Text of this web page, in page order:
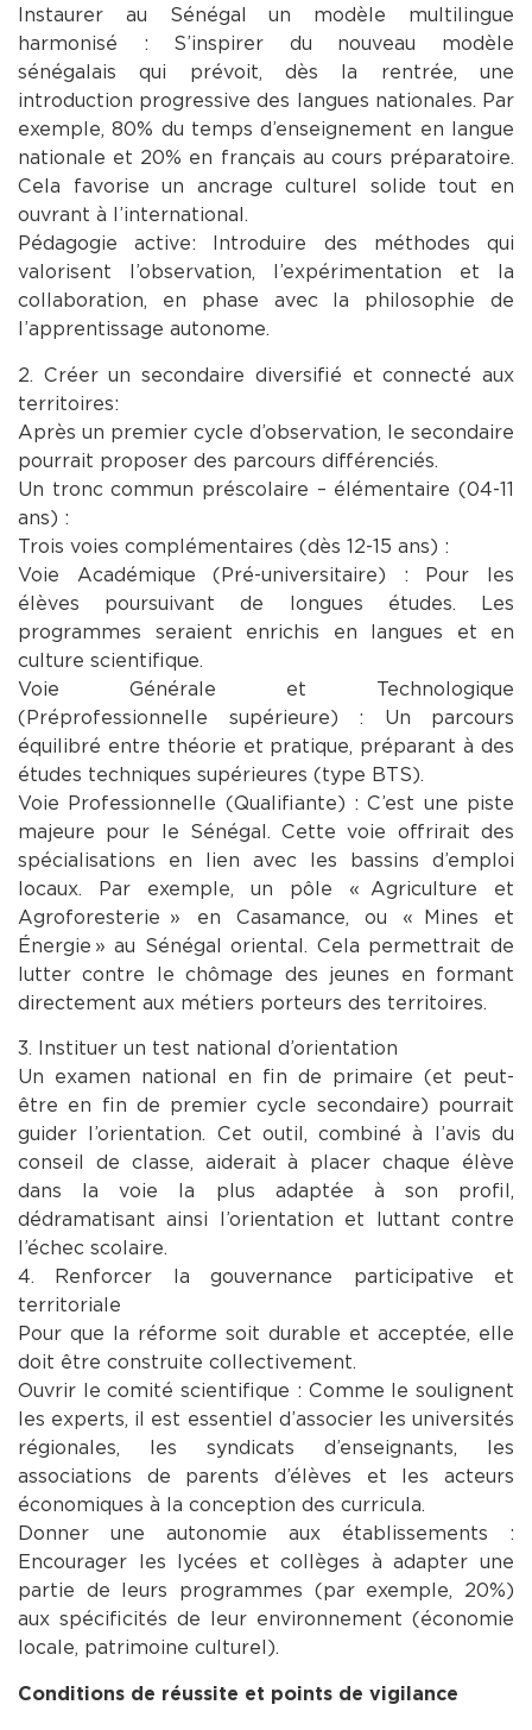
Instaurer au Sénégal un modèle multilingue
harmonisé : S’inspirer du nouveau modèle
sénégalais qui prévoit, dès la rentrée, une
introduction progressive des langues nationales. Par
exemple, 80% du temps d’enseignement en langue
nationale et 20% en français au cours préparatoire.
Cela favorise un ancrage culturel solide tout en
ouvrant à l’international.
Pédagogie active: Introduire des méthodes qui
valorisent l’observation, l’expérimentation et la
collaboration, en phase avec la philosophie de
l’apprentissage autonome.
2. Créer un secondaire diversifié et connecté aux
territoires :
Après un premier cycle d’observation, le secondaire
pourrait proposer des parcours différenciés.
Un tronc commun préscolaire – élémentaire (04-11
ans) :
Trois voies complémentaires (dès 12-15 ans) :
Voie Académique (Pré-universitaire) : Pour les
élèves poursuivant de longues études. Les
programmes seraient enrichis en langues et en
culture scientifique.
Voie Générale et Technologique
(Préprofessionnelle supérieure) : Un parcours
équilibré entre théorie et pratique, préparant à des
études techniques supérieures (type BTS).
Voie Professionnelle (Qualifiante) : C’est une piste
majeure pour le Sénégal. Cette voie offrirait des
spécialisations en lien avec les bassins d’emploi
locaux. Par exemple, un pôle « Agriculture et
Agroforesterie » en Casamance, ou « Mines et
Énergie » au Sénégal oriental. Cela permettrait de
lutter contre le chômage des jeunes en formant
directement aux métiers porteurs des territoires.
3. Instituer un test national d’orientation
Un examen national en fin de primaire (et peut-
être en fin de premier cycle secondaire) pourrait
guider l’orientation. Cet outil, combiné à l’avis du
conseil de classe, aiderait à placer chaque élève
dans la voie la plus adaptée à son profil,
dédramatisant ainsi l’orientation et luttant contre
l’échec scolaire.
4. Renforcer la gouvernance participative et
territoriale
Pour que la réforme soit durable et acceptée, elle
doit être construite collectivement.
Ouvrir le comité scientifique : Comme le soulignent
les experts, il est essentiel d’associer les universités
régionales, les syndicats d’enseignants, les
associations de parents d’élèves et les acteurs
économiques à la conception des curricula.
Donner une autonomie aux établissements :
Encourager les lycées et collèges à adapter une
partie de leurs programmes (par exemple, 20%)
aux spécificités de leur environnement (économie
locale, patrimoine culturel).
Conditions de réussite et points de vigilance